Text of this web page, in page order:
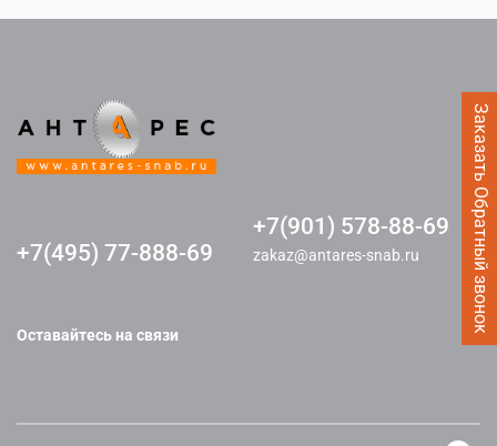
Заказать Обратный звонок
+7(495) 77-888-69
+7(901) 578-88-69
zakaz@antares-snab.ru
Оставайтесь на связи